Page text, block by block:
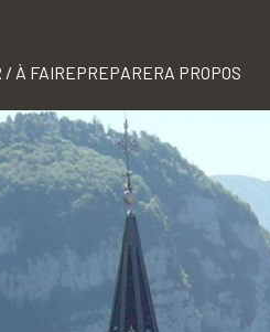
/ À FAIREPREPARERA PROPOS